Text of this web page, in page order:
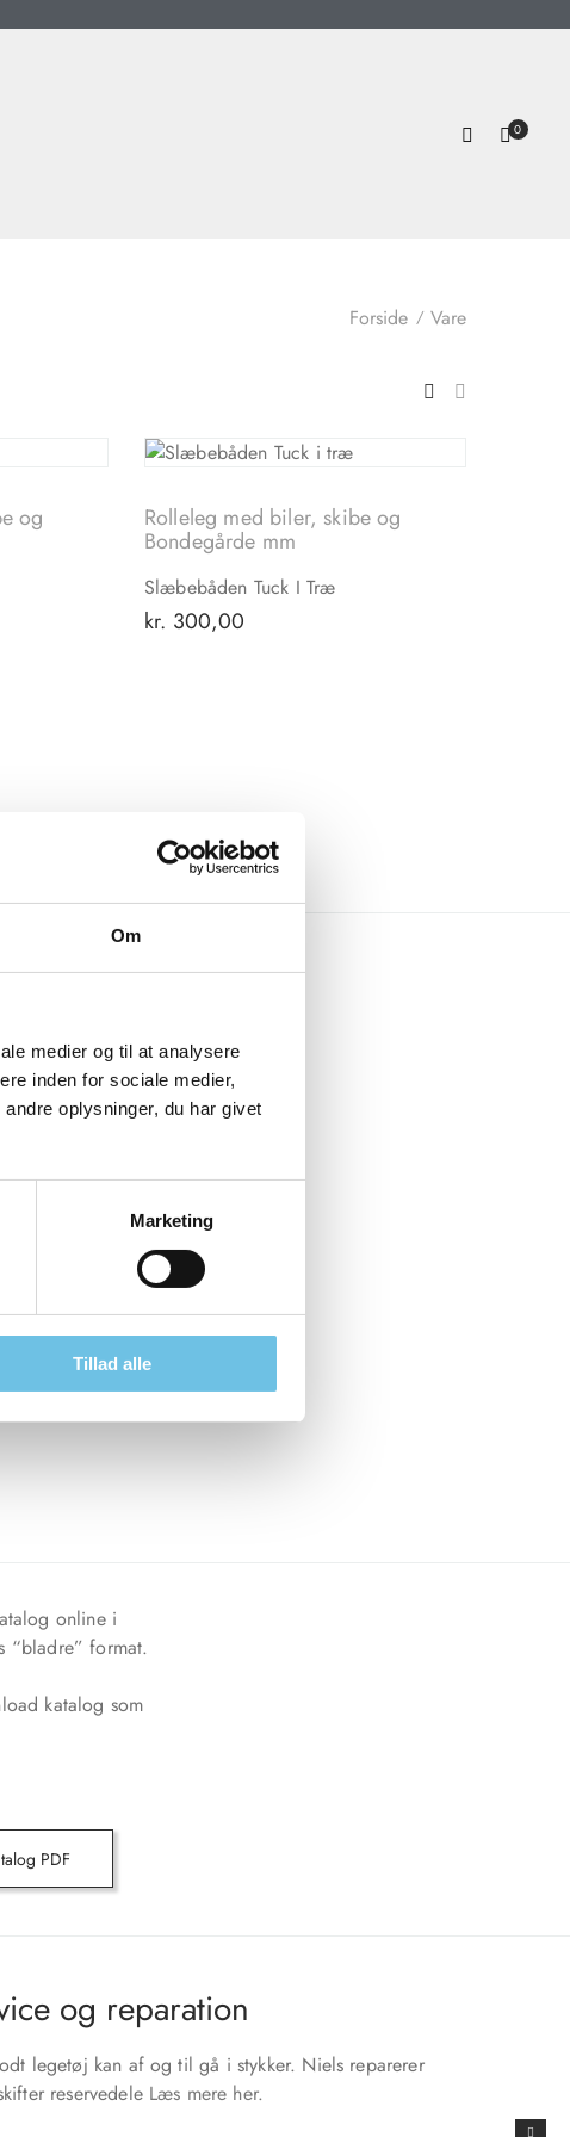
Om
medier og til at analysere
inden for sociale medier,
oplysninger, du har givet
Marketing
Tillad alle
0
Forside Vare
og Rolleleg med biler, skibe og
Bondegårde mm
Slæbebåden Tuck I Træ
kr. 300,00
online i
“bladre” format.
katalog som
PDF
og reparation
legetøj kan af og til gå i stykker. Niels reparerer
reservedele Læs mere her.